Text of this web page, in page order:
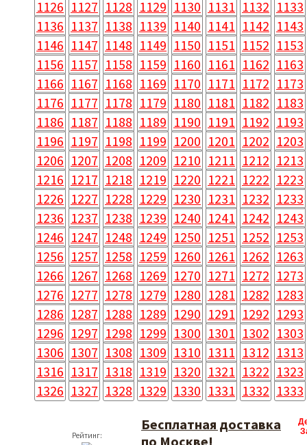
1126 1127 1128 1129 1130 1131 1132 1133
1136 1137 1138 1139 1140 1141 1142 1143
1146 1147 1148 1149 1150 1151 1152 1153
1156 1157 1158 1159 1160 1161 1162 1163
1166 1167 1168 1169 1170 1171 1172 1173
1176 1177 1178 1179 1180 1181 1182 1183
1186 1187 1188 1189 1190 1191 1192 1193
1196 1197 1198 1199 1200 1201 1202 1203
1206 1207 1208 1209 1210 1211 1212 1213
1216 1217 1218 1219 1220 1221 1222 1223
1226 1227 1228 1229 1230 1231 1232 1233
1236 1237 1238 1239 1240 1241 1242 1243
1246 1247 1248 1249 1250 1251 1252 1253
1256 1257 1258 1259 1260 1261 1262 1263
1266 1267 1268 1269 1270 1271 1272 1273
1276 1277 1278 1279 1280 1281 1282 1283
1286 1287 1288 1289 1290 1291 1292 1293
1296 1297 1298 1299 1300 1301 1302 1303
1306 1307 1308 1309 1310 1311 1312 1313
1316 1317 1318 1319 1320 1321 1322 1323
1326 1327 1328 1329 1330 1331 1332 1333
Бесплатная доставка
по Москве!